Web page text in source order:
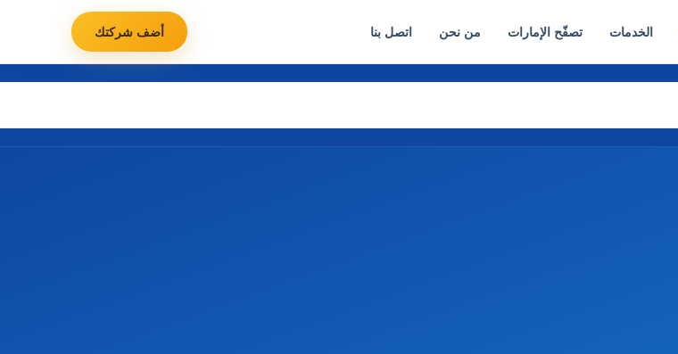
الخدمات تصفّح الإمارات من نحن اتصل بنا أضف شركتك